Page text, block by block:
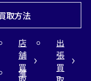
取方法
店
舗
買
出
張
買
催